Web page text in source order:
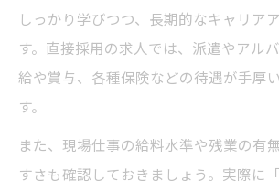
しっかり学びつつ、長期的なキャリア
す。直接採用の求人では、派遣やアル
給や賞与、各種保険などの待遇が手厚
す。
また、現場仕事の給料水準や残業の有
すさも確認しておきましょう。実際に